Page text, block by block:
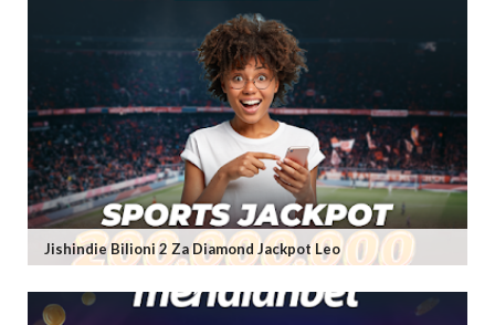
Jishindie Bilioni 2 Za Diamond Jackpot Leo